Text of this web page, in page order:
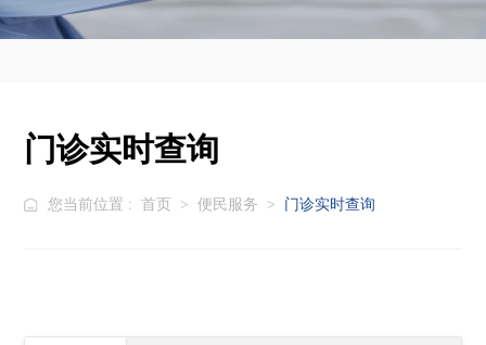
门诊实时查询
您当前位置 : 首页 > 便民服务 > 门诊实时查询